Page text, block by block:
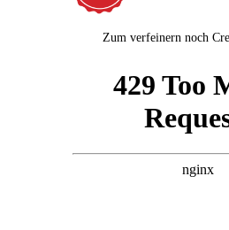
Zum verfeinern noch